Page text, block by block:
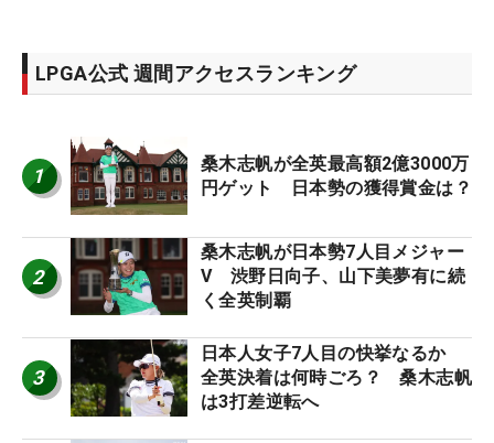
LPGA公式 週間アクセスランキング
1
桑木志帆が全英最高額2億3000万
円ゲット 日本勢の獲得賞金は？
2
桑木志帆が日本勢7人目メジャー
V 渋野日向子、山下美夢有に続
く全英制覇
3
日本人女子7人目の快挙なるか
全英決着は何時ごろ？ 桑木志帆
は3打差逆転へ